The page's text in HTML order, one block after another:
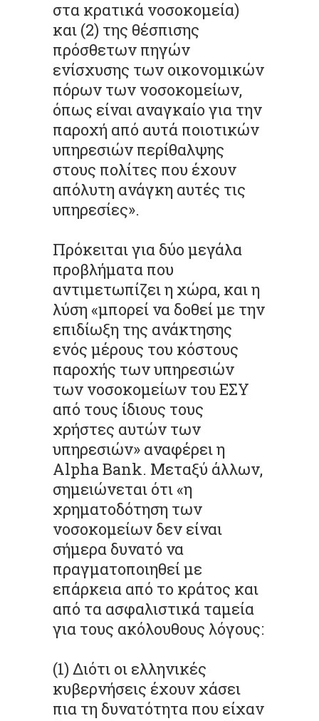
στα κρατικά νοσοκομεία)
και (2) της θέσπισης
πρόσθετων πηγών
ενίσχυσης των οικονομικών
πόρων των νοσοκομείων,
όπως είναι αναγκαίο για την
παροχή από αυτά ποιοτικών
υπηρεσιών περίθαλψης
στους πολίτες που έχουν
απόλυτη ανάγκη αυτές τις
υπηρεσίες».
Πρόκειται για δύο μεγάλα
προβλήματα που
αντιμετωπίζει η χώρα, και η
λύση «μπορεί να δοθεί με την
επιδίωξη της ανάκτησης
ενός μέρους του κόστους
παροχής των υπηρεσιών
των νοσοκομείων του ΕΣΥ
από τους ίδιους τους
χρήστες αυτών των
υπηρεσιών» αναφέρει η
Alpha Bank. Μεταξύ άλλων,
σημειώνεται ότι «η
χρηματοδότηση των
νοσοκομείων δεν είναι
σήμερα δυνατό να
πραγματοποιηθεί με
επάρκεια από το κράτος και
από τα ασφαλιστικά ταμεία
για τους ακόλουθους λόγους:
(1) Διότι οι ελληνικές
κυβερνήσεις έχουν χάσει
πια τη δυνατότητα που είχαν